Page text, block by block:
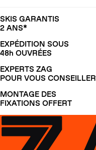
SKIS GARANTIS
2 ANS*
EXPÉDITION SOUS
48h OUVRÉES
EXPERTS ZAG
POUR VOUS CONSEILLER
MONTAGE DES
FIXATIONS OFFERT